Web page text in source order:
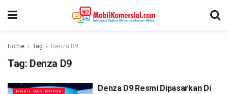
Home Tag Denza D9
Tag: Denza D9
MOBIL DAN MOTOR
Denza D9 Resmi Dipasarkan Di